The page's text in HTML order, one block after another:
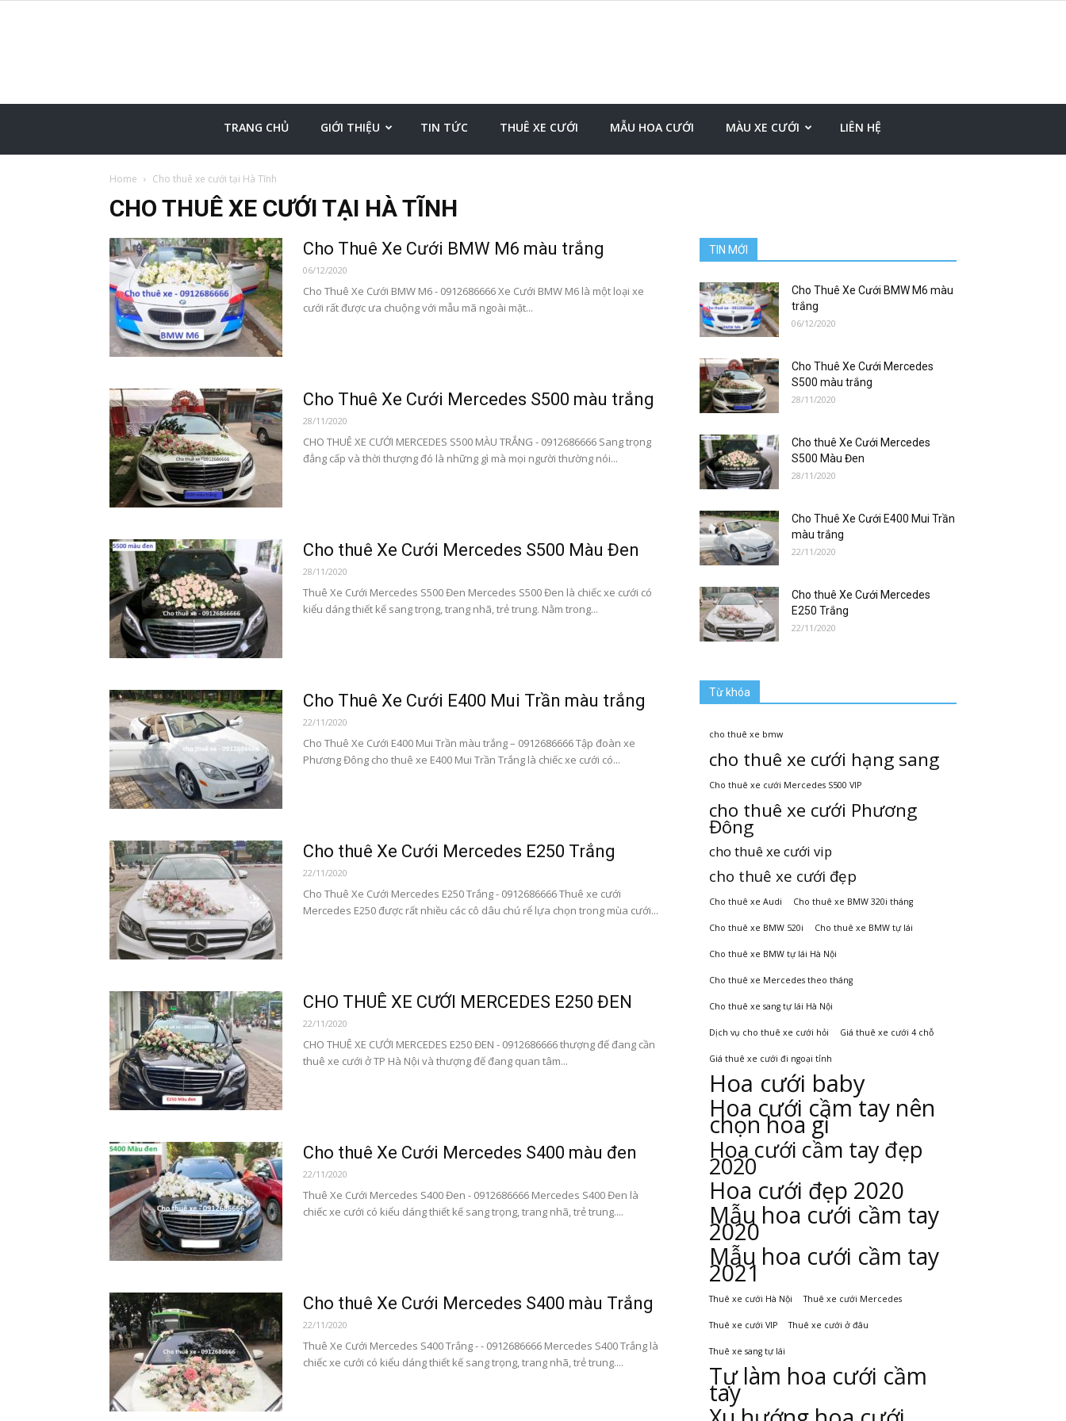
Cho
0912686666
thuê
TRANG CHỦ GIỚI THIỆU TIN TỨC THUÊ XE CƯỚI MẪU HOA CƯỚI MÀU XE CƯỚI LIÊN HỆ
Home Cho thuê xe cưới tại Hà Tĩnh
CHO THUÊ XE CƯỚI TẠI HÀ TĨNH
Cho Thuê Xe Cưới BMW M6 màu trắng
06/12/2020
Cho Thuê Xe Cưới BMW M6 - 0912686666 Xe Cưới BMW M6 là một loại xe
cưới rất được ưa chuộng với mẫu mã ngoài mặt...
Cho Thuê Xe Cưới Mercedes S500 màu trắng
28/11/2020
CHO THUÊ XE CƯỚI MERCEDES S500 MÀU TRẮNG - 0912686666 Sang trọng
đẳng cấp và thời thượng đó là những gì mà mọi người thường nói...
Cho thuê Xe Cưới Mercedes S500 Màu Đen
28/11/2020
Thuê Xe Cưới Mercedes S500 Đen Mercedes S500 Đen là chiếc xe cưới có
kiểu dáng thiết kế sang trọng, trang nhã, trẻ trung. Nằm trong...
Cho Thuê Xe Cưới E400 Mui Trần màu trắng
22/11/2020
Cho Thuê Xe Cưới E400 Mui Trần màu trắng – 0912686666 Tập đoàn xe
Phương Đông cho thuê xe E400 Mui Trần Trắng là chiếc xe cưới có...
Cho thuê Xe Cưới Mercedes E250 Trắng
22/11/2020
Cho Thuê Xe Cưới Mercedes E250 Trắng - 0912686666 Thuê xe cưới
Mercedes E250 được rất nhiều các cô dâu chú rể lựa chọn trong mùa cưới...
CHO THUÊ XE CƯỚI MERCEDES E250 ĐEN
22/11/2020
CHO THUÊ XE CƯỚI MERCEDES E250 ĐEN - 0912686666 thượng đế đang cần
thuê xe cưới ở TP Hà Nội và thượng đế đang quan tâm...
Cho thuê Xe Cưới Mercedes S400 màu đen
22/11/2020
Thuê Xe Cưới Mercedes S400 Đen - 0912686666 Mercedes S400 Đen là
chiếc xe cưới có kiểu dáng thiết kế sang trọng, trang nhã, trẻ trung....
Cho thuê Xe Cưới Mercedes S400 màu Trắng
22/11/2020
Thuê Xe Cưới Mercedes S400 Trắng - - 0912686666 Mercedes S400 Trắng là
chiếc xe cưới có kiểu dáng thiết kế sang trọng, trang nhã, trẻ trung....
TIN MỚI
Cho Thuê Xe Cưới BMW M6 màu
trắng
06/12/2020
Cho Thuê Xe Cưới Mercedes
S500 màu trắng
28/11/2020
Cho thuê Xe Cưới Mercedes
S500 Màu Đen
28/11/2020
Cho Thuê Xe Cưới E400 Mui Trần
màu trắng
22/11/2020
Cho thuê Xe Cưới Mercedes
E250 Trắng
22/11/2020
Từ khóa
cho thuê xe bmw
cho thuê xe cưới hạng sang
Cho thuê xe cưới Mercedes S500 VIP
cho thuê xe cưới Phương
Đông
cho thuê xe cưới vip
cho thuê xe cưới đẹp
Cho thuê xe Audi Cho thuê xe BMW 320i tháng
Cho thuê xe BMW 520i Cho thuê xe BMW tự lái
Cho thuê xe BMW tự lái Hà Nội
Cho thuê xe Mercedes theo tháng
Cho thuê xe sang tự lái Hà Nội
Dịch vụ cho thuê xe cưới hỏi Giá thuê xe cưới 4 chỗ
Giá thuê xe cưới đi ngoại tỉnh
Hoa cưới baby
Hoa cưới cầm tay nên
chọn hoa gì
Hoa cưới cầm tay đẹp
2020
Hoa cưới đẹp 2020
Mẫu hoa cưới cầm tay
2020
Mẫu hoa cưới cầm tay
2021
Thuê xe cưới Hà Nội Thuê xe cưới Mercedes
Thuê xe cưới VIP Thuê xe cưới ở đâu
Thuê xe sang tự lái
Tự làm hoa cưới cầm
tay